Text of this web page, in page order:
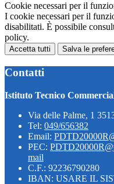
Cookie necessari per il
I cookie necessari per il
disabilitati. È possibile
policy.
Accetta tutti Salva le
Contatti
Istituto Tecnico
Via delle Palme, 1
Tel: 049/656382
Email:
PEC:
mail
C.F.: 92236790280
IBAN: USARE IL